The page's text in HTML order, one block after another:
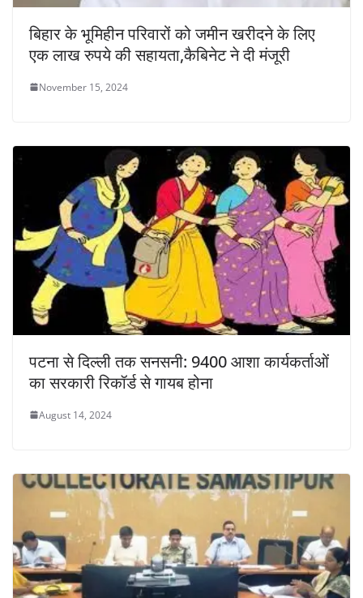
बिहार के भूमिहीन परिवारों को जमीन खरीदने के लिए
एक लाख रुपये की सहायता,कैबिनेट ने दी मंजूरी
November 15, 2024
पटना से दिल्ली तक सनसनी: 9400 आशा कार्यकर्ताओं
का सरकारी रिकॉर्ड से गायब होना
August 14, 2024